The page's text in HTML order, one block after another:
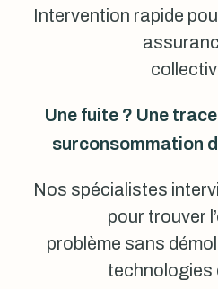
Intervention rapide
Une fuite ? Une
surconsommation
Nos spécialistes
pour trouver
problème sans
technologies